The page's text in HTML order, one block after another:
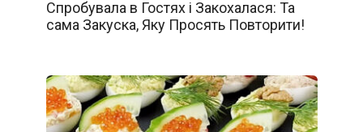
Спробувала в Гостях і Закохалася: Та
сама Закуска, Яку Просять Повторити!